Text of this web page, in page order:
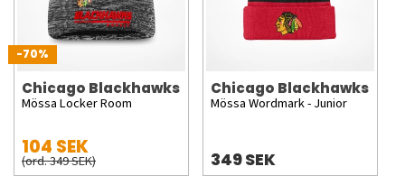
-70%
Chicago Blackhawks
Mössa Locker Room
104 SEK
(ord. 349 SEK)
Chicago Blackhawks
Mössa Wordmark - Junior
349 SEK